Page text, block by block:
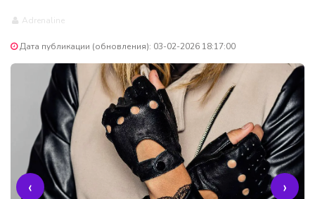
Adrenaline
Дата публикации (обновления): 03-02-2026 18:17:00
‹ ›